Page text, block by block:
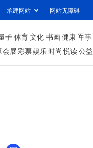
承建网站 网站无障碍
子 体育文化 书画健康 军事
会展彩票娱乐时尚 悦读公益